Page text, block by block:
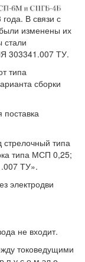
В связи с
изменены их
стали
303341.007 ТУ.
типа
сборки
стрелочный типа
типа МСП 0,25;
ТУ».
электродви
не входит.
токоведущими